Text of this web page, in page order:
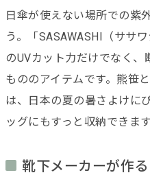
日傘が使えない場所での紫
う。「SASAWASHI（ササ
のUVカット力だけでなく
もののアイテムです。熊笹
は、日本の夏の暑さよけに
ッグにもすっと収納できます
靴下メーカーが作